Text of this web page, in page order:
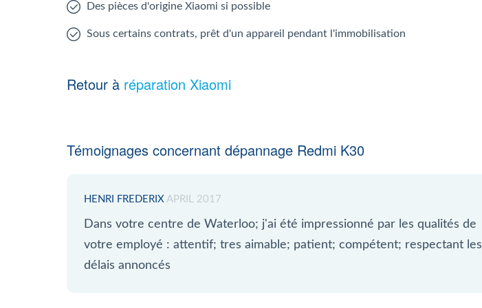
Des pièces d'origine Xiaomi si possible
Sous certains contrats, prêt d'un appareil pendant l'immobilisation
Retour à réparation Xiaomi
Témoignages concernant dépannage Redmi K30
HENRI FREDERIX APRIL 2017
Dans votre centre de Waterloo; j'ai été impressionné par les qualités de
votre employé : attentif; tres aimable; patient; compétent; respectant les
délais annoncés